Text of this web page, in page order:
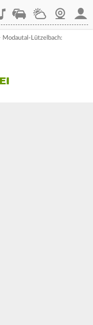
StaupilotWetterWebcam
Modautal-Lützelbach: